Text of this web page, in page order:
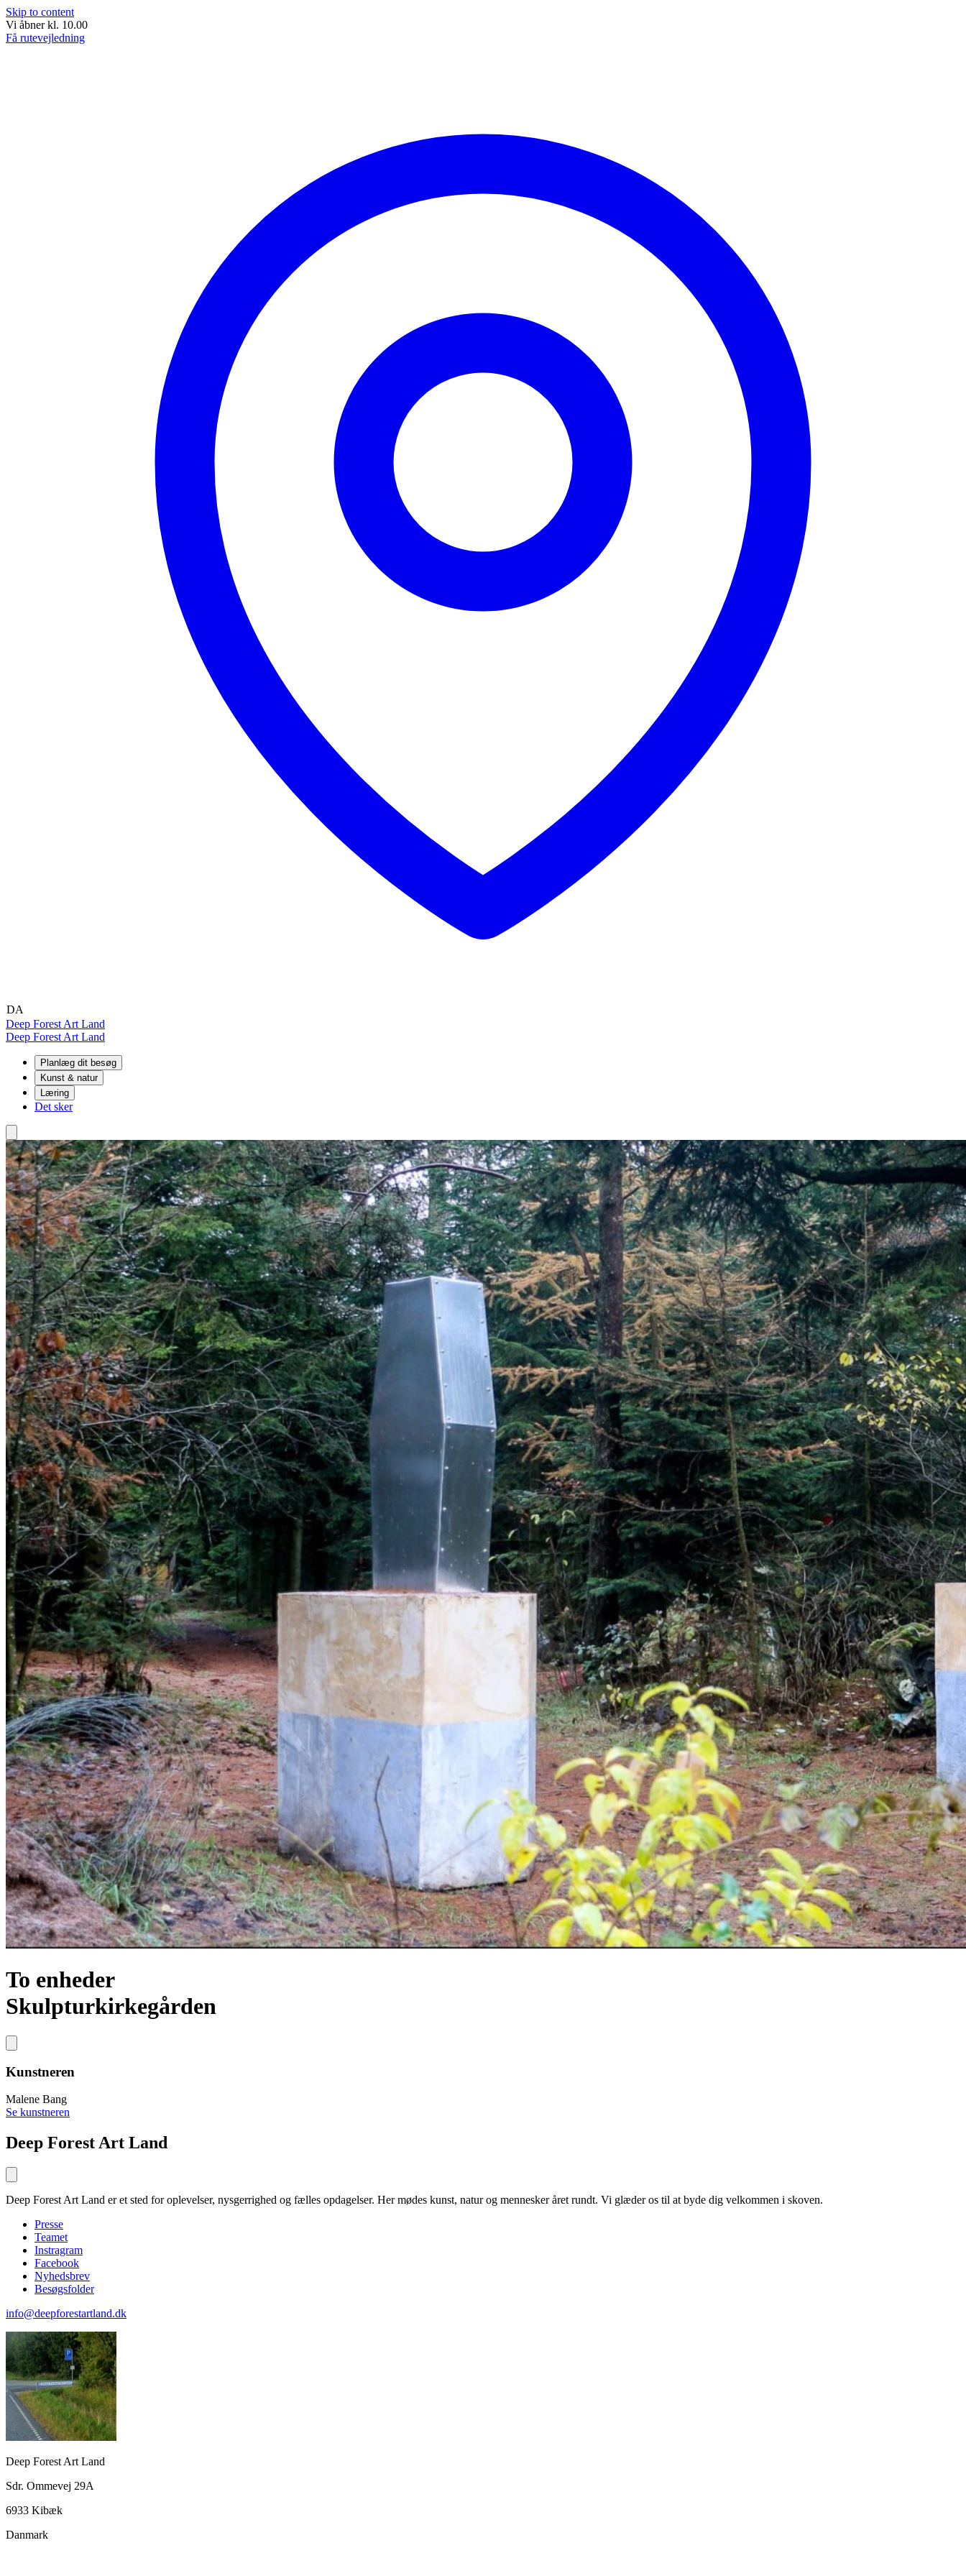
Skip to content
Vi åbner kl. 10.00
Få rutevejledning
DA
Deep Forest Art Land
Deep Forest Art Land
Planlæg dit besøg
Kunst & natur
Læring
Det sker
To enheder
Skulpturkirkegården
Kunstneren
Malene Bang
Se kunstneren
Deep Forest Art Land
Deep Forest Art Land er et sted for oplevelser, nysgerrighed og fælles opdagelser. Her mødes kunst, natur og mennesker året rundt. Vi glæder os til at byde dig velkommen i skoven.
Presse
Teamet
Instragram
Facebook
Nyhedsbrev
Besøgsfolder
info@deepforestartland.dk
Deep Forest Art Land
Sdr. Ommevej 29A
6933 Kibæk
Danmark